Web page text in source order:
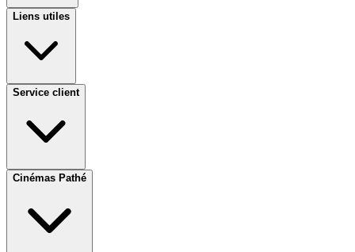
Liens utiles
Service client
Cinémas Pathé